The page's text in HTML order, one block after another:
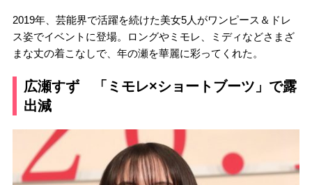
2019年、芸能界で活躍を続けた美女5人がワンピース＆ドレ
ス姿でイベントに登場。ロングやミモレ、ミディなどさまざ
まな丈の着こなしで、年の瀬を華麗に彩ってくれた。
広瀬すず 「ミモレ×ショートブーツ」で露
出減